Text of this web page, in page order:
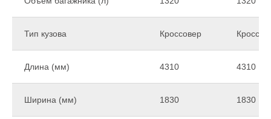
Тип кузова Кроссовер
Длина (мм) 4310 4310
Ширина (мм) 1830 1830